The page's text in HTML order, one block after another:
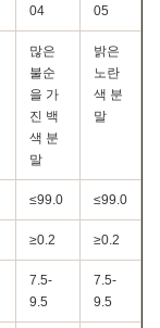
04 05
많은
불순
을 가
진 백
색 분
말
밝은
노란
색 분
말
≤99.0 ≤99.0
≥0.2 ≥0.2
7.5-
9.5
7.5-
9.5